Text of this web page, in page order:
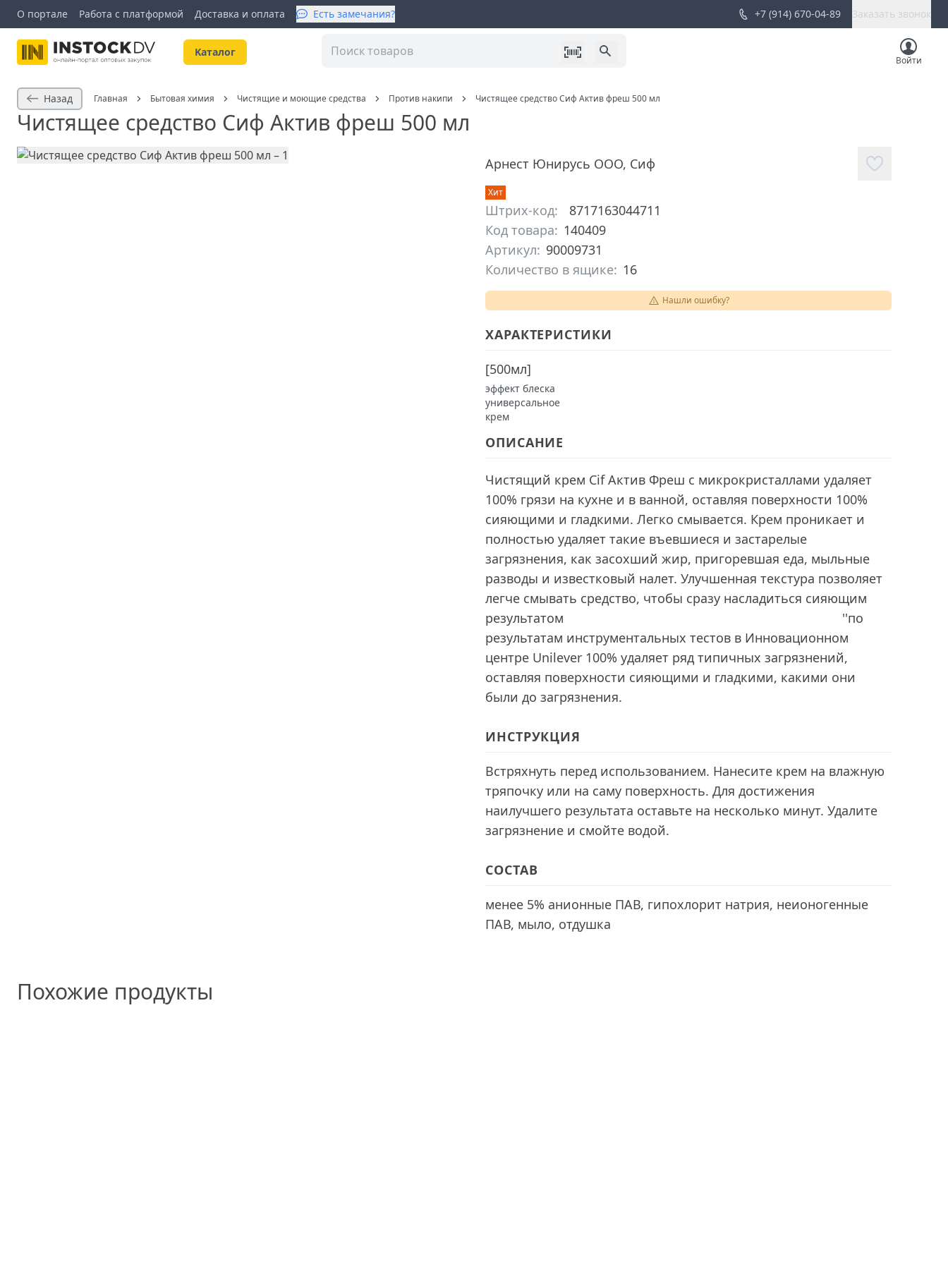
О портале Работа с платформой Доставка и оплата Есть замечания? +7 (914) 670-04-89 Заказать звонок
Kаталог
Войти
Назад Главная Бытовая химия Чистящие и моющие средства Против накипи Чистящее средство Сиф Актив фреш 500 мл
Чистящее средство Сиф Актив фреш 500 мл
Арнест Юнирусь ООО, Сиф
Хит
Штрих-код:
8717163044711
Код товара: 140409
Артикул: 90009731
Количество в ящике: 16
Нашли ошибку?
ХАРАКТЕРИСТИКИ
[500мл]
эффект блеска
универсальное
крем
ОПИСАНИЕ
Чистящий крем Cif Актив Фреш с микрокристаллами удаляет
100% грязи на кухне и в ванной, оставляя поверхности 100%
сияющими и гладкими. Легко смывается. Крем проникает и
полностью удаляет такие въевшиеся и застарелые
загрязнения, как засохший жир, пригоревшая еда, мыльные
разводы и известковый налет. Улучшенная текстура позволяет
легче смывать средство, чтобы сразу насладиться сияющим
результатом ''по
результатам инструментальных тестов в Инновационном
центре Unilever 100% удаляет ряд типичных загрязнений,
оставляя поверхности сияющими и гладкими, какими они
были до загрязнения.
ИНСТРУКЦИЯ
Встряхнуть перед использованием. Нанесите крем на влажную
тряпочку или на саму поверхность. Для достижения
наилучшего результата оставьте на несколько минут. Удалите
загрязнение и смойте водой.
СОСТАВ
менее 5% анионные ПАВ, гипохлорит натрия, неионогенные
ПАВ, мыло, отдушка
Похожие продукты